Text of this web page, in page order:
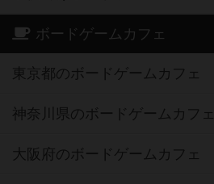
ボードゲームカフェ
東京都のボードゲームカフェ
神奈川県のボードゲームカフェ
大阪府のボードゲームカフェ